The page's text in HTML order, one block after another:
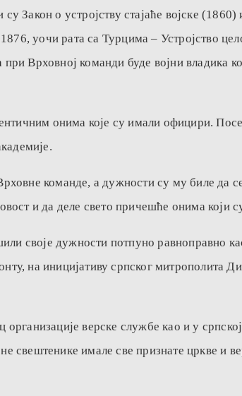
о устројству стајаће војске (1860)
уочи рата са Турцима – Устројство
Врховној команди буде војни владика
онима које су имали официри.
команде, а дужности су му биле да
и да деле свето причешће онима који
своје дужности потпуно равноправно
на иницијативу српског митрополита
верске службе као и у
свештенике имале све признате цркве и